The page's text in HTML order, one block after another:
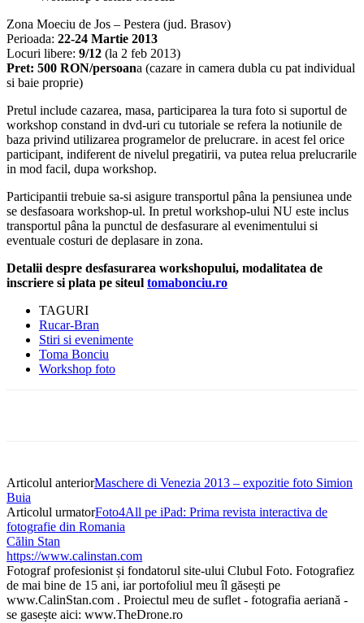
Zona Moeciu de Jos – Pestera (jud. Brasov)
Perioada: 22-24 Martie 2013
Locuri libere: 9/12 (la 2 feb 2013)
Pret: 500 RON/persoana (cazare in camera dubla cu pat individual
si baie proprie)
Pretul include cazarea, masa, participarea la tura foto si suportul de
workshop constand in dvd-uri cu tutoriale se refera la notiunile de
baza privind utilizarea programelor de prelucrare. in acest fel orice
participant, indiferent de nivelul pregatirii, va putea relua prelucrarile
in mod facil, dupa workshop.
Participantii trebuie sa-si asigure transportul pâna la pensiunea unde
se desfasoara workshop-ul. In pretul workshop-ului NU este inclus
transportul pâna la punctul de desfasurare al evenimentului si
eventuale costuri de deplasare in zona.
Detalii despre desfasurarea workshopului, modalitatea de
inscriere si plata pe siteul tomabonciu.ro
TAGURI
Rucar-Bran
Stiri si evenimente
Toma Bonciu
Workshop foto
Articolul anteriorMaschere di Venezia 2013 – expozitie foto Simion
Buia
Articolul urmatorFoto4All pe iPad: Prima revista interactiva de
fotografie din Romania
Călin Stan
https://www.calinstan.com
Fotograf profesionist și fondatorul site-ului Clubul Foto. Fotografiez
de mai bine de 15 ani, iar portofoliul meu îl găsești pe
www.CalinStan.com . Proiectul meu de suflet - fotografia aeriană -
se gasește aici: www.TheDrone.ro